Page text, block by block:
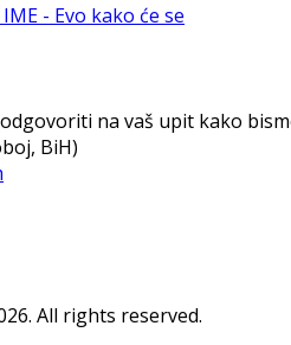
IME - Evo kako će se
na vaš upit kako
BiH)
All rights reserved.